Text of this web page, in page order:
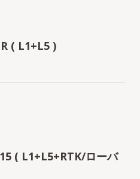
( L1+L5 )
( L1+L5+RTK/ローバ